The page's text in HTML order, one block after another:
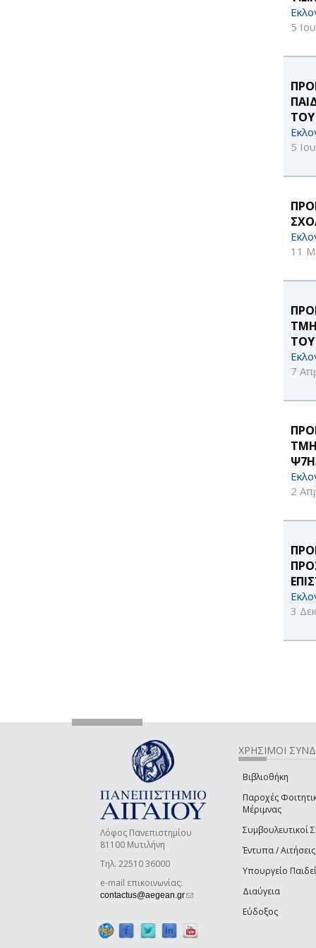
5
ΤΟΥ
5
11
ΤΟΥ
7
2
3
Λόφος Πανεπιστημίου
81100 Μυτιλήνη
Τηλ. 22510 36000
e-mail επικοινωνίας:
contactus@aegean.gr(link sends e-mail)
ΧΡΗΣΙΜΟΙ
Βιβλιοθήκη
Παροχές
Μέριμνας
Συμβουλευτικοί
Έντυπα / Αιτήσεις
Υπουργείο
Διαύγεια
Εύδοξος